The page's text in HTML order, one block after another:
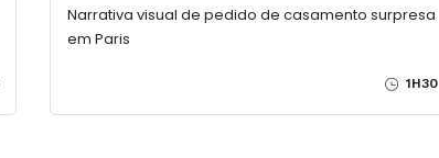
Narrativa visual de pedido de casamento surpresa
em Paris
1H30